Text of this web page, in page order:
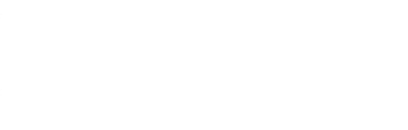
planten, 6 verdachten gearresteerd